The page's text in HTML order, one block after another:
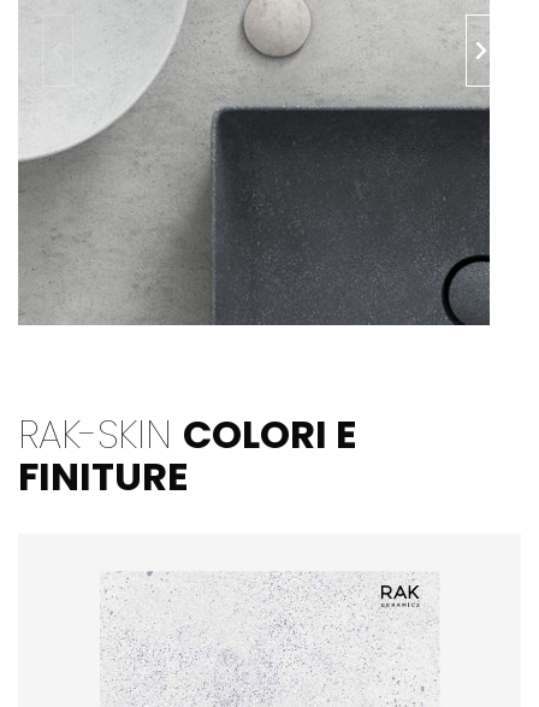
RAK-SKIN COLORI E
FINITURE